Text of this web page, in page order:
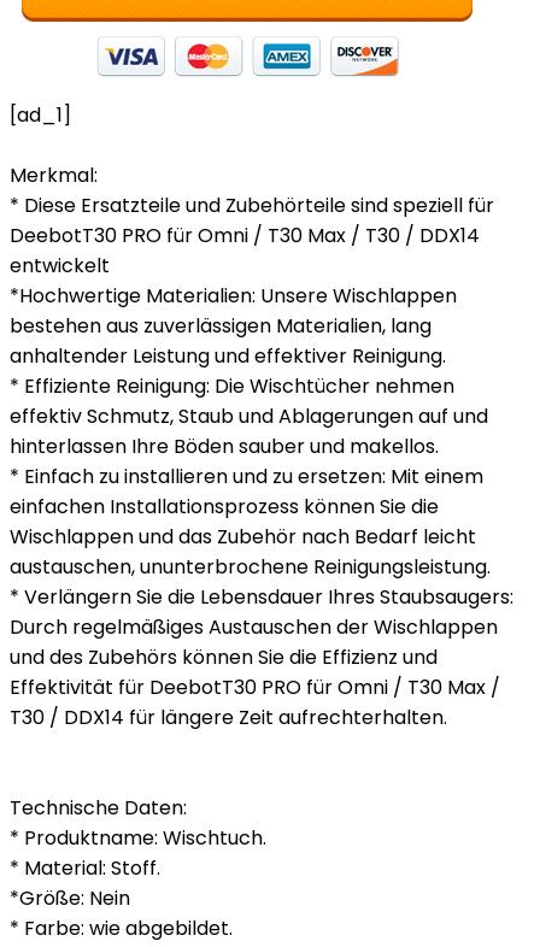
[ad_1]
Merkmal:
* Diese Ersatzteile und Zubehörteile sind speziell für
DeebotT30 PRO für Omni / T30 Max / T30 / DDX14
entwickelt
*Hochwertige Materialien: Unsere Wischlappen
bestehen aus zuverlässigen Materialien, lang
anhaltender Leistung und effektiver Reinigung.
* Effiziente Reinigung: Die Wischtücher nehmen
effektiv Schmutz, Staub und Ablagerungen auf und
hinterlassen Ihre Böden sauber und makellos.
* Einfach zu installieren und zu ersetzen: Mit einem
einfachen Installationsprozess können Sie die
Wischlappen und das Zubehör nach Bedarf leicht
austauschen, ununterbrochene Reinigungsleistung.
* Verlängern Sie die Lebensdauer Ihres Staubsaugers:
Durch regelmäßiges Austauschen der Wischlappen
und des Zubehörs können Sie die Effizienz und
Effektivität für DeebotT30 PRO für Omni / T30 Max /
T30 / DDX14 für längere Zeit aufrechterhalten.
Technische Daten:
* Produktname: Wischtuch.
* Material: Stoff.
*Größe: Nein
* Farbe: wie abgebildet.